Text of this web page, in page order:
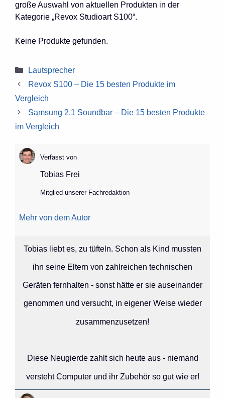
große Auswahl von aktuellen Produkten in der
Kategorie „Revox Studioart S100“.
Keine Produkte gefunden.
Kategorien
Lautsprecher
Revox S100 – Die 15 besten Produkte im
Vergleich
Samsung 2.1 Soundbar – Die 15 besten Produkte
im Vergleich
Verfasst von
Tobias Frei
Mitglied unserer Fachredaktion
Mehr von dem Autor
Tobias liebt es, zu tüfteln. Schon als Kind mussten
ihn seine Eltern von zahlreichen technischen
Geräten fernhalten - sonst hätte er sie auseinander
genommen und versucht, in eigener Weise wieder
zusammenzusetzen!
Diese Neugierde zahlt sich heute aus - niemand
versteht Computer und ihr Zubehör so gut wie er!